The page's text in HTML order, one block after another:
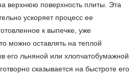
верхнюю поверхность плиты. Эта
ускоряет процесс ее
к выпечке, уже
можно оставлять на теплой
его льняной или хлопчатобумажной
сказывается на быстроте его